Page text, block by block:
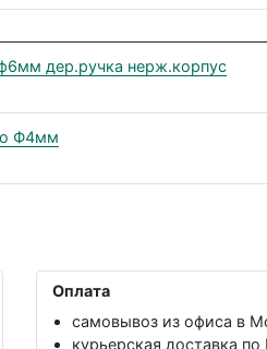
дер.ручка нерж.корпус
Ф4мм
Оплата
самовывоз из офиса в
курьерская доставка